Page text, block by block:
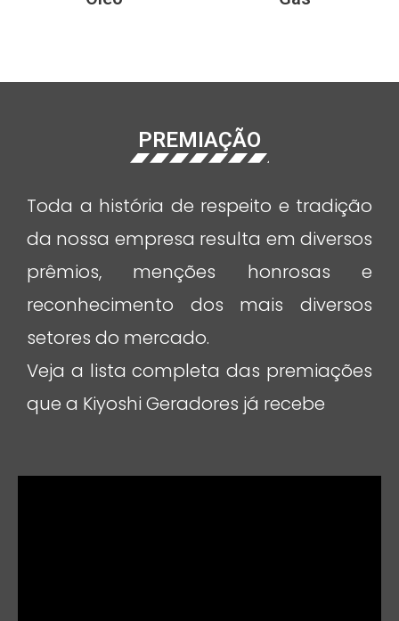
PREMIAÇÃO
Toda a história de respeito e tradição
da nossa empresa resulta em diversos
prêmios, menções honrosas e
reconhecimento dos mais diversos
setores do mercado.
Veja a lista completa das premiações
que a Kiyoshi Geradores já recebe